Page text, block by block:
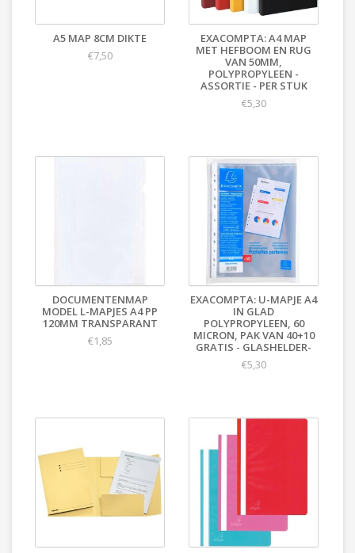
A5 MAP 8CM DIKTE
€7,50
EXACOMPTA: A4 MAP
MET HEFBOOM EN RUG
VAN 50MM,
POLYPROPYLEEN -
ASSORTIE - PER STUK
€5,30
DOCUMENTENMAP
MODEL L-MAPJES A4 PP
120MΜ TRANSPARANT
€1,85
EXACOMPTA: U-MAPJE A4
IN GLAD
POLYPROPYLEEN, 60
MICRON, PAK VAN 40+10
GRATIS - GLASHELDER-
€5,30